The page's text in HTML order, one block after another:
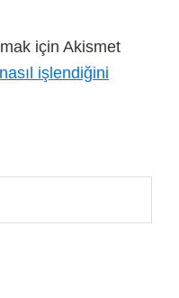
için Akismet
işlendiğini